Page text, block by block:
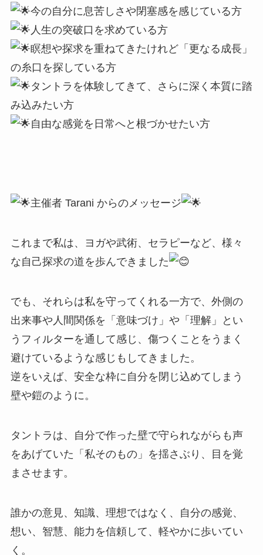
今の自分に息苦しさや閉塞感を感じている方
人生の突破口を求めている方
瞑想や探求を重ねてきたけれど「更なる成長」
の糸口を探している方
タントラを体験してきて、さらに深く本質に踏
み込みたい方
自由な感覚を日常へと根づかせたい方
主催者 Tarani からのメッセージ
これまで私は、ヨガや武術、セラピーなど、様々
な自己探求の道を歩んできました
でも、それらは私を守ってくれる一方で、外側の
出来事や人間関係を「意味づけ」や「理解」とい
うフィルターを通して感じ、傷つくことをうまく
避けているような感じもしてきました。
逆をいえば、安全な枠に自分を閉じ込めてしまう
壁や鎧のように。
タントラは、自分で作った壁で守られながらも声
をあげていた「私そのもの」を揺さぶり、目を覚
まさせます。
誰かの意見、知識、理想ではなく、自分の感覚、
想い、智慧、能力を信頼して、軽やかに歩いてい
く。